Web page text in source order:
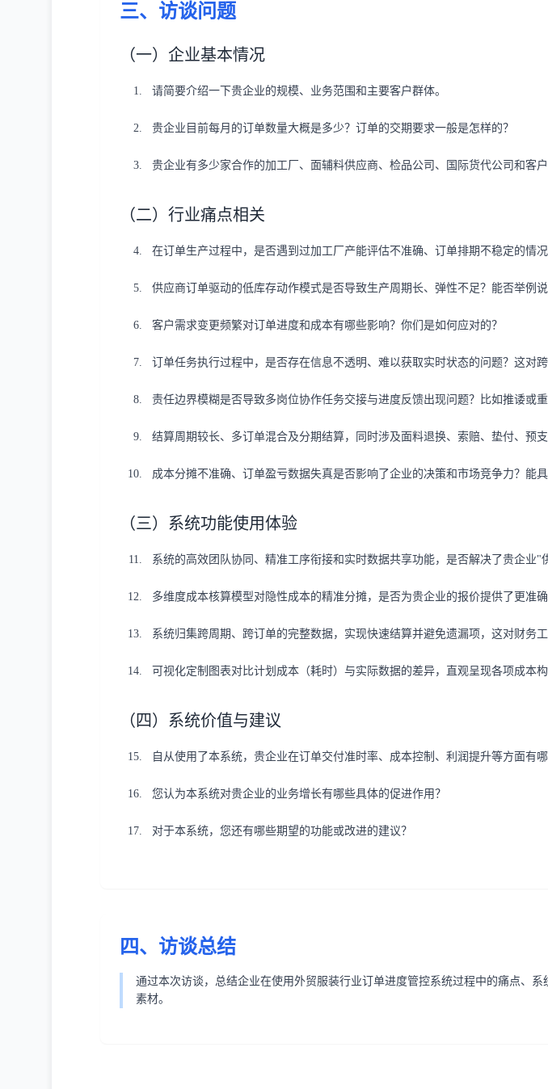
三、访谈问题
（一）企业基本情况
请简要介绍一下贵企业的规模、业务范围和主要客户群体。
贵企业目前每月的订单数量大概是多少？订单的交期要求一般是怎样的？
贵企业有多少家合作的加工厂、面辅料供应商、检品公司、国际货代公司和客户
（二）行业痛点相关
在订单生产过程中，是否遇到过加工厂产能评估不准确、订单排期不稳定的情
供应商订单驱动的低库存动作模式是否导致生产周期长、弹性不足？能否举例说
客户需求变更频繁对订单进度和成本有哪些影响？你们是如何应对的？
订单任务执行过程中，是否存在信息不透明、难以获取实时状态的问题？这对
责任边界模糊是否导致多岗位协作任务交接与进度反馈出现问题？比如推诿或重
结算周期较长、多订单混合及分期结算，同时涉及面料退换、索赔、垫付、预
成本分摊不准确、订单盈亏数据失真是否影响了企业的决策和市场竞争力？能
（三）系统功能使用体验
系统的高效团队协同、精准工序衔接和实时数据共享功能，是否解决了贵企业
多维度成本核算模型对隐性成本的精准分摊，是否为贵企业的报价提供了更准
系统归集跨周期、跨订单的完整数据，实现快速结算并避免遗漏项，这对财务
可视化定制图表对比计划成本（耗时）与实际数据的差异，直观呈现各项成本
（四）系统价值与建议
自从使用了本系统，贵企业在订单交付准时率、成本控制、利润提升等方面有哪
您认为本系统对贵企业的业务增长有哪些具体的促进作用？
对于本系统，您还有哪些期望的功能或改进的建议？
四、访谈总结
通过本次访谈，总结企业在使用外贸服装行业订单进度管控系统过程中的痛点、
素材。